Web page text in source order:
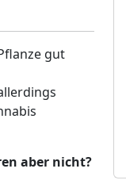
gut
aber nicht?